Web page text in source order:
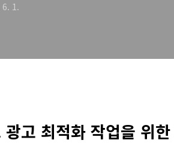
6. 1.
광고 최적화 작업을 위